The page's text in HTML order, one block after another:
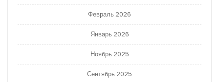
Февраль 2026
Январь 2026
Ноябрь 2025
Сентябрь 2025